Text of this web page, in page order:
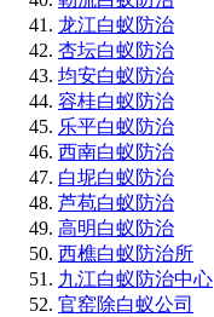
龙江白蚁防治
杏坛白蚁防治
均安白蚁防治
容桂白蚁防治
乐平白蚁防治
西南白蚁防治
白坭白蚁防治
芦苞白蚁防治
高明白蚁防治
西樵白蚁防治所
九江白蚁防治中心
官窑除白蚁公司